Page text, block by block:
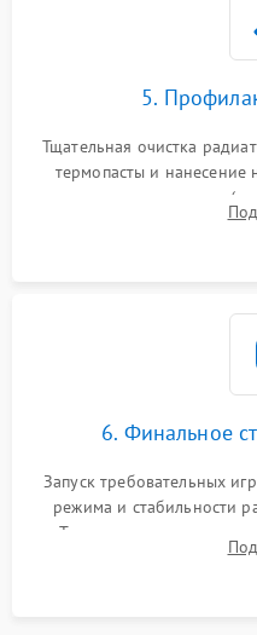
5.
Тщательная очистка
термопасты и нанесение
теплопроводностью
термопрокладок.
6. Финальное
Запуск требовательных
режима и стабильности
Тестирование привода,
геймпадов, выхода в